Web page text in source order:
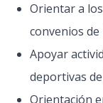
Orientar a
convenios
Apoyar
deportivas
Orientación